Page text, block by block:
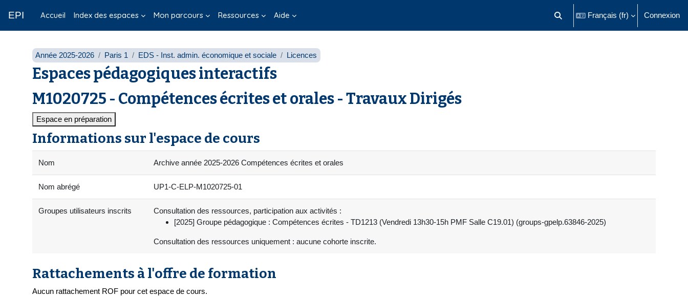
EPI Accueil Index des espaces Mon parcours Ressources Aide Activer/désactiver la saisie de
Français ‎(fr)‎ Connexion
Année 2025-2026 Paris 1 EDS - Inst. admin. économique et sociale Licences
Espaces pédagogiques interactifs
M1020725 - Compétences écrites et orales - Travaux Dirigés
Espace en préparation
Informations sur l'espace de cours
Nom Archive année 2025-2026 Compétences écrites et orales
Nom abrégé UP1-C-ELP-M1020725-01
Groupes utilisateurs inscrits
Consultation des ressources, participation aux activités :
[2025] Groupe pédagogique : Compétences écrites - TD1213 (Vendredi 13h30-15h PMF Salle C19.01) (groups-gpelp.63846-2025)
Consultation des ressources uniquement : aucune cohorte inscrite.
Rattachements à l'offre de formation
Aucun rattachement ROF pour cet espace de cours.